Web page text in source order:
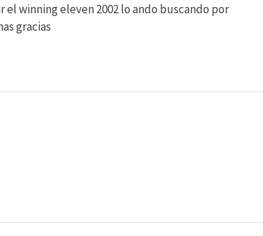
el winning eleven 2002 lo ando buscando por
gracias